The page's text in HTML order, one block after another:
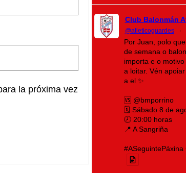
la próxima vez
Club Balonmán
@atleticoguardes ·
Por Juan, polo
de semana o
importa e o
a loitar. Vén
a el ✨
🆚 @bmporrino
🗓️ Sábado 8 de
🕗 20:00 horas
📍 A Sangriña